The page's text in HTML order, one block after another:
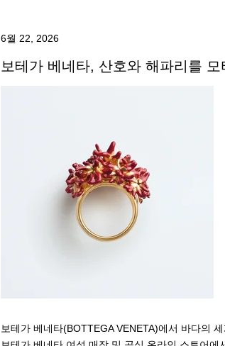
6월 22, 2026
보테가 베네타, 산호와 해파리를
보테가 베네타(BOTTEGA VENETA)에서 바다의